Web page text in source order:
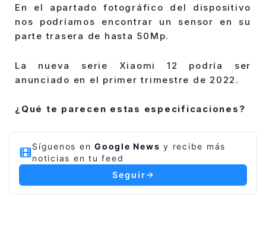
En el apartado fotográfico del dispositivo
nos podríamos encontrar un sensor en su
parte trasera de hasta 50Mp.
La nueva serie Xiaomi 12 podría ser
anunciado en el primer trimestre de 2022.
¿Qué te parecen estas especificaciones?
Síguenos en Google News y recibe más
noticias en tu feed
Seguir